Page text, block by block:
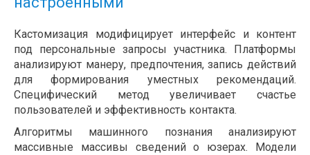
Кастомизация модифицирует интерфейс и контент
под персональные запросы участника. Платформы
анализируют манеру, предпочтения, запись действий
для формирования уместных рекомендаций.
Специфический метод увеличивает счастье
пользователей и эффективность контакта.
Алгоритмы машинного познания анализируют
массивные массивы сведений о юзерах. Модели